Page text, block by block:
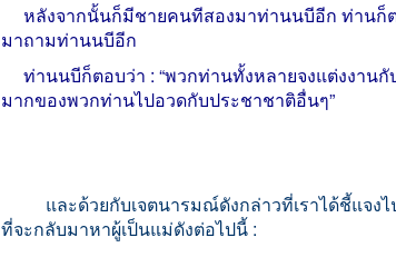
หลังจากนั้นก็มีชายคนทีสองมาท่านนบีอีก ท่านก็
มาถามท่านนบีอีก
ท่านนบีก็ตอบว่า : “พวกท่านทั้งหลายจงแต่งงาน
มากของพวกท่านไปอวดกับประชาชาติอื่นๆ”
และด้วยกับเจตนารมณ์ดังกล่าวที่เราได้ชี้แจงไ
ที่จะกลับมาหาผู้เป็นแม่ดังต่อไปนี้ :